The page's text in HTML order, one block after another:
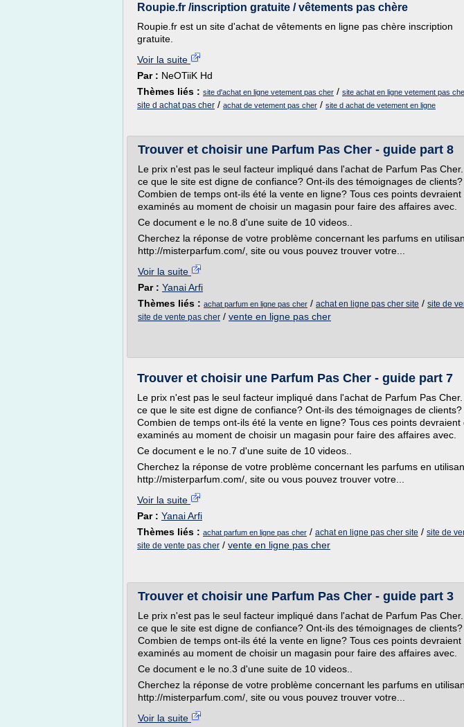
Roupie.fr /inscription gratuite / vêtements pas chère
Roupie.fr est un site d'achat de vêtements en ligne pas chère inscription
gratuite.
Voir la suite
Par : NeOTiiK Hd
Thèmes liés : site d'achat en ligne vetement pas cher / site achat en ligne vetement pas
site d achat pas cher / achat de vetement pas cher / site d achat de vetement en ligne
Trouver et choisir une Parfum Pas Cher - guide part 8
Le prix n'est pas le seul facteur impliqué dans l'achat de Parfum Pas
ce que le site est digne de confiance? Ont-ils des témoignages de clients?
Combien de temps ont-ils été la vente en ligne? Tous ces points devraient
examinés au moment de choisir un magasin pour faire des affaires avec.
Ce document e le no.8 d'une suite de 10 videos..
Cherchez la réponse de votre problème concernant les parfums en
http://misterparfum.com/, site ou vous pouvez trouver votre...
Voir la suite
Par : Yanai Arfi
Thèmes liés : achat parfum en ligne pas cher / achat en ligne pas cher site / site de
site de vente pas cher / vente en ligne pas cher
Trouver et choisir une Parfum Pas Cher - guide part 7
Le prix n'est pas le seul facteur impliqué dans l'achat de Parfum Pas Cher.
ce que le site est digne de confiance? Ont-ils des témoignages de clients?
Combien de temps ont-ils été la vente en ligne? Tous ces points devraient
examinés au moment de choisir un magasin pour faire des affaires avec.
Ce document e le no.7 d'une suite de 10 videos..
Cherchez la réponse de votre problème concernant les parfums en
http://misterparfum.com/, site ou vous pouvez trouver votre...
Voir la suite
Par : Yanai Arfi
Thèmes liés : achat parfum en ligne pas cher / achat en ligne pas cher site / site de
site de vente pas cher / vente en ligne pas cher
Trouver et choisir une Parfum Pas Cher - guide part 3
Le prix n'est pas le seul facteur impliqué dans l'achat de Parfum Pas
ce que le site est digne de confiance? Ont-ils des témoignages de clients?
Combien de temps ont-ils été la vente en ligne? Tous ces points devraient
examinés au moment de choisir un magasin pour faire des affaires avec.
Ce document e le no.3 d'une suite de 10 videos..
Cherchez la réponse de votre problème concernant les parfums en
http://misterparfum.com/, site ou vous pouvez trouver votre...
Voir la suite